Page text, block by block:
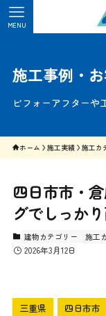
MENU
施工事例・
ビフォーアフターや
ホーム 施工実績 施工カ
四日市市・
グでしっか
建物カテゴリー 施工
2026年3月12日
三重県 四日市市